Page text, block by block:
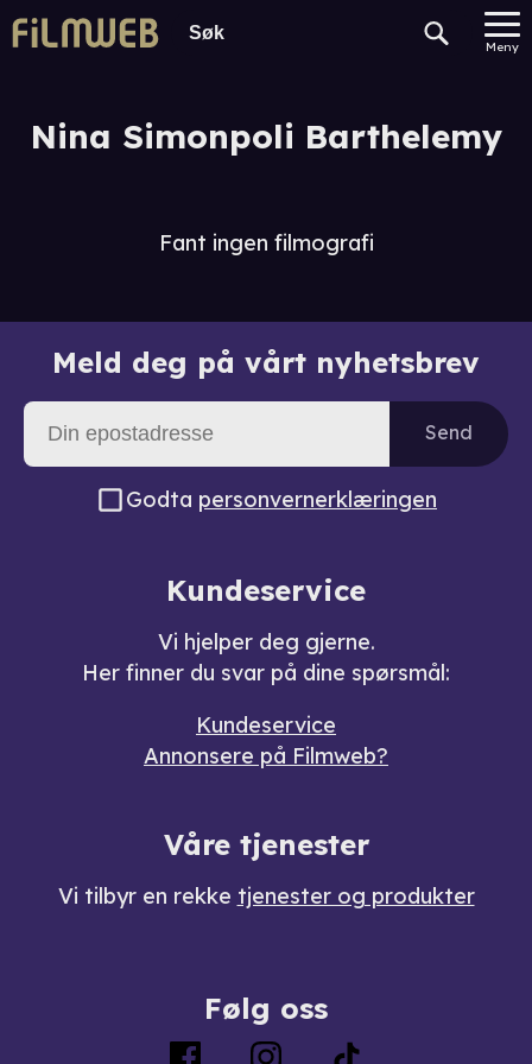
Meny
Nina Simonpoli Barthelemy
Fant ingen filmografi
Meld deg på vårt nyhetsbrev
Send
Godta personvernerklæringen
Kundeservice
Vi hjelper deg gjerne.
Her finner du svar på dine spørsmål:
Kundeservice
Annonsere på Filmweb?
Våre tjenester
Vi tilbyr en rekke tjenester og produkter
Følg oss